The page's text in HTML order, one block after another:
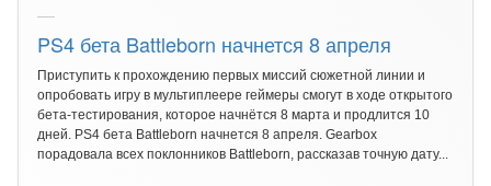
PS4 бета Battleborn начнется 8 апреля
Приступить к прохождению первых миссий сюжетной линии и
опробовать игру в мультиплеере геймеры смогут в ходе открытого
бета-тестирования, которое начнётся 8 марта и продлится 10
дней. PS4 бета Battleborn начнется 8 апреля. Gearbox
порадовала всех поклонников Battleborn, рассказав точную дату...